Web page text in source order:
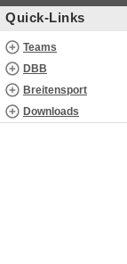
Quick-Links
Teams
DBB
Breitensport
Downloads